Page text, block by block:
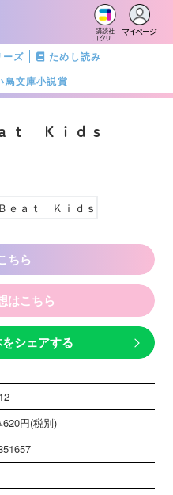
講談社
コクリコ
マイページ
ーズ
ためし読み
鳥文庫小説賞
ｔ Ｋｉｄｓ
ちら
はこちら
シェアする
円(税別)